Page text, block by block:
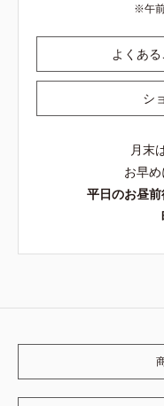
午
よくあ
シ
月末
お早め
平日のお昼